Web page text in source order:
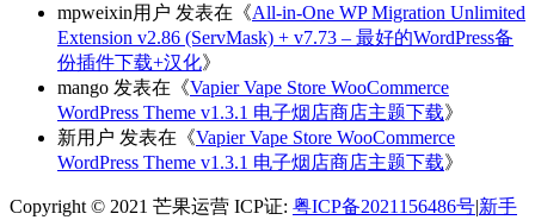
mpweixin用户 发表在《All-in-One WP Migration Unlimited
Extension v2.86 (ServMask) + v7.73 – 最好的WordPress备
份插件下载+汉化》
mango 发表在《Vapier Vape Store WooCommerce
WordPress Theme v1.3.1 电子烟店商店主题下载》
新用户 发表在《Vapier Vape Store WooCommerce
WordPress Theme v1.3.1 电子烟店商店主题下载》
Copyright © 2021 芒果运营 ICP证: 粤ICP备2021156486号|新手